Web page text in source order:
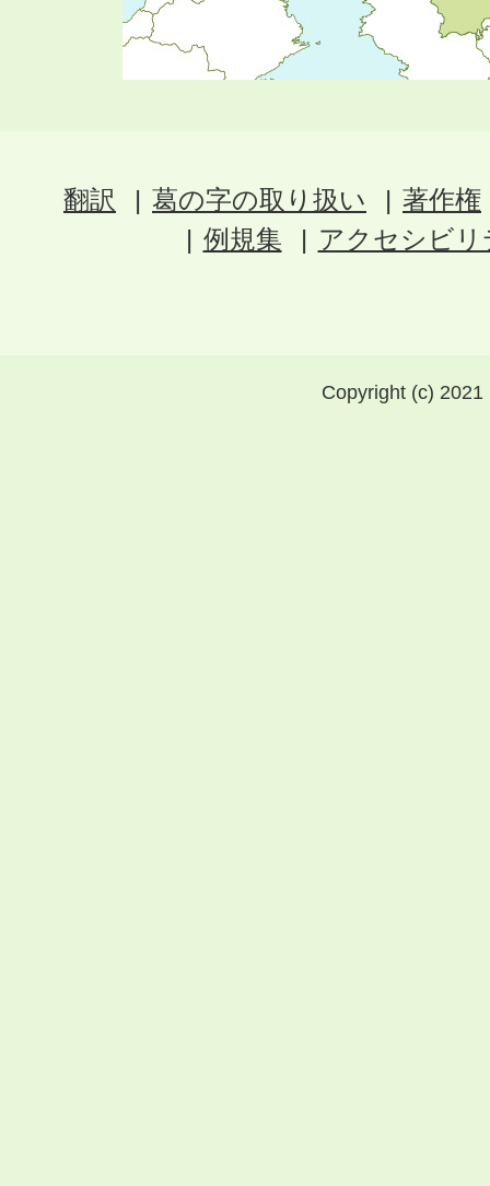
翻訳 葛の字の取り扱い
著作権
例規集
アクセシビ
Copyright (c)